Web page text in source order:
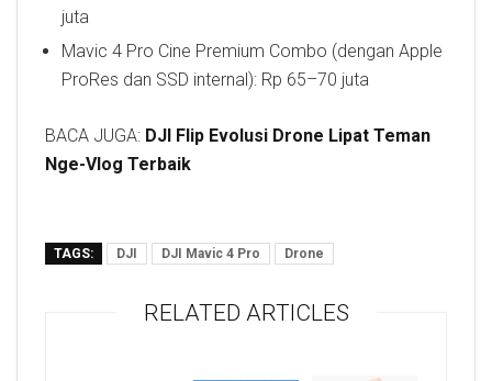
juta
Mavic 4 Pro Cine Premium Combo (dengan Apple
ProRes dan SSD internal): Rp 65–70 juta
BACA JUGA: DJI Flip Evolusi Drone Lipat Teman
Nge-Vlog Terbaik
TAGS: DJI DJI Mavic 4 Pro Drone
RELATED ARTICLES